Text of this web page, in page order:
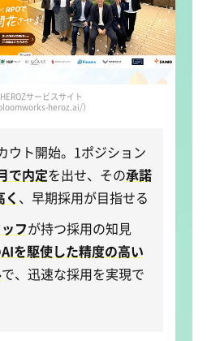
サービスサイト
heroz.ai/）
ウト開始。1ポジション
で内定を出せ、その承諾
く 、早期採用が目指せる
フが持つ採用の知見
を駆使した精度の高い
で、迅速な採用を実現で